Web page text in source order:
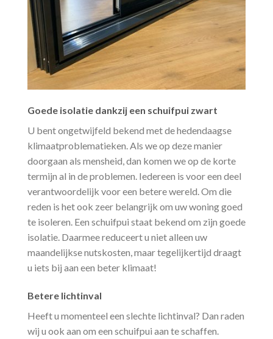
Goede isolatie dankzij een schuifpui zwart
U bent ongetwijfeld bekend met de hedendaagse
klimaatproblematieken. Als we op deze manier
doorgaan als mensheid, dan komen we op de korte
termijn al in de problemen. Iedereen is voor een deel
verantwoordelijk voor een betere wereld. Om die
reden is het ook zeer belangrijk om uw woning goed
te isoleren. Een schuifpui staat bekend om zijn goede
isolatie. Daarmee reduceert u niet alleen uw
maandelijkse nutskosten, maar tegelijkertijd draagt
u iets bij aan een beter klimaat!
Betere lichtinval
Heeft u momenteel een slechte lichtinval? Dan raden
wij u ook aan om een schuifpui aan te schaffen.